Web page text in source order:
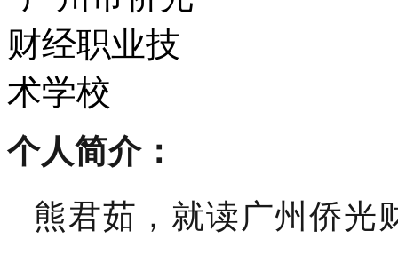
个人简介：
熊君茹，就读广州侨光